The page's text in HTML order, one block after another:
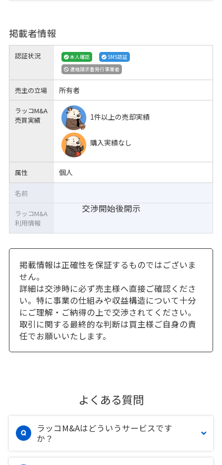
掲載者情報
認証状況 本人確認
SMS認証
適格請求書発行事業者
売主の立場 所有者
ラッコM&A
売買実績
1件以上の売却実績
購入実績なし
属性 個人
交渉開始後開示
名前
ラッコM&A
利用情報
掲載情報は正確性を保証するものではございま
せん。
詳細は交渉時に必ず売主様へ直接ご確認くださ
い。特に事業の仕組みや収益構造について十分
にご理解・ご納得の上で交渉されてください。
取引に関する最終的な判断は買主様ご自身の責
任でお願いいたします。
よくある質問
ラッコM&Aはどういうサービスです
か？